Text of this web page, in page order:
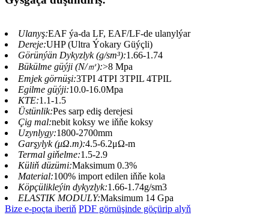
Ulanyş:EAF ýa-da LF, EAF/LF-de ulanylýar
Dereje:UHP (Ultra Ýokary Güýçli)
Görünýän Dykyzlyk (g/sm³):1.66-1.74
Bükülme güýji (N/㎡):>8 Mpa
Emjek görnüşi:3TPI 4TPI 3TPIL 4TPIL
Egilme güýji:10.0-16.0Mpa
KTE:1.1-1.5
Üstünlik:Pes sarp ediş derejesi
Çig mal:nebit koksy we iňňe koksy
Uzynlygy:1800-2700mm
Garşylyk (μΩ.m):4.5-6.2μΩ-m
Termal giňelme:1.5-2.9
Küliň düzümi:Maksimum 0.3%
Material:100% import edilen iňňe kola
Köpçülikleýin dykyzlyk:1.66-1.74g/sm3
ELASTIK MODULY:Maksimum 14 Gpa
Bize e-poçta iberiň PDF görnüşinde göçürip alyň